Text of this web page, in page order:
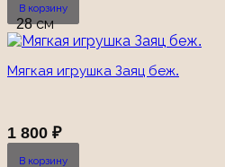
В корзину
28 см
Мягкая игрушка Заяц беж.
1 800 ₽
В корзину